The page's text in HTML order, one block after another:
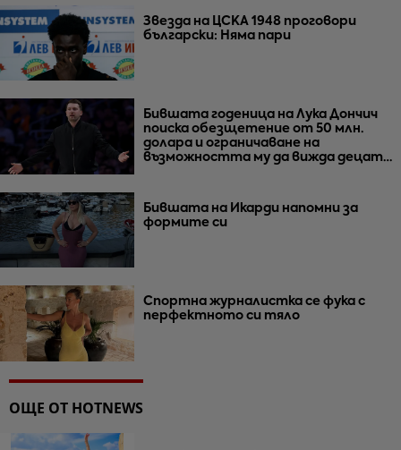
Звезда на ЦСКА 1948 проговори
български: Няма пари
Бившата годеница на Лука Дончич
поиска обезщетение от 50 млн.
долара и ограничаване на
възможността му да вижда децата
Бившата на Икарди напомни за
формите си
Спортна журналистка се фука с
перфектното си тяло
ОЩЕ ОТ HOTNEWS